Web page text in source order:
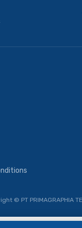
© PT PRIMAGRAPHIA